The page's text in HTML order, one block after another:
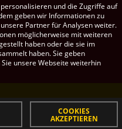
und die Zugriffe auf
geben wir Informationen zu
Partner für Analysen weiter.
möglicherweise mit weiteren
haben oder die sie im
haben. Sie geben
unsere Webseite weiterhin
COOKIES
AKZEPTIEREN